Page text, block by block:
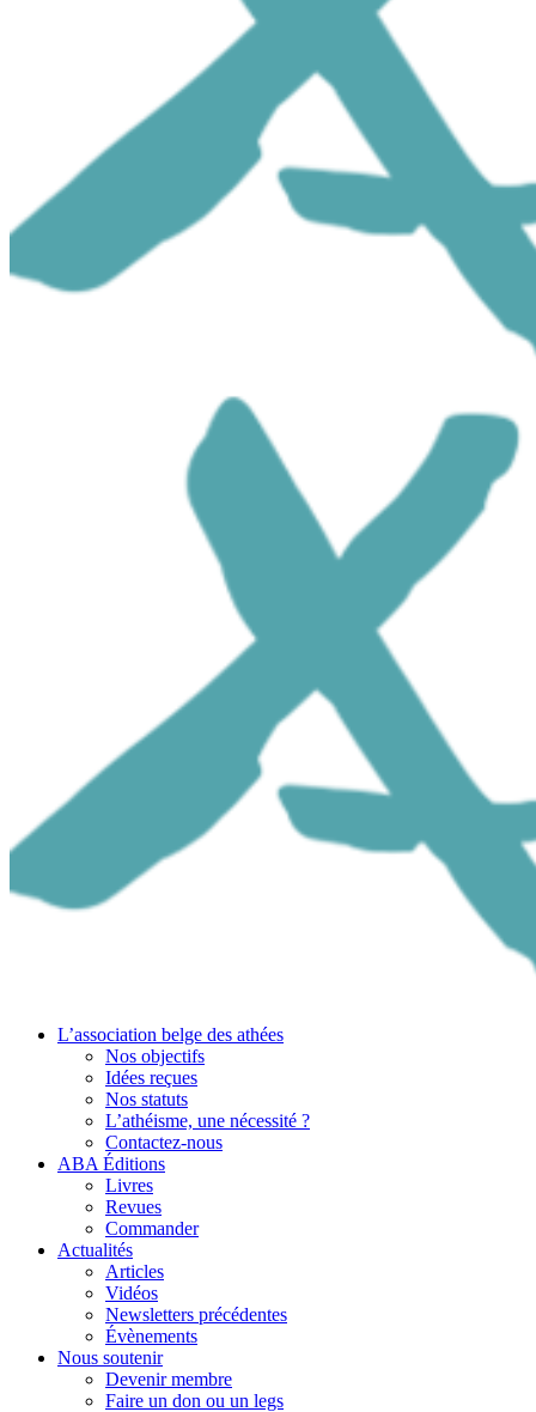
L’association belge des athées
Nos objectifs
Idées reçues
Nos statuts
L’athéisme, une nécessité ?
Contactez-nous
ABA Éditions
Livres
Revues
Commander
Actualités
Articles
Vidéos
Newsletters précédentes
Évènements
Nous soutenir
Devenir membre
Faire un don ou un legs